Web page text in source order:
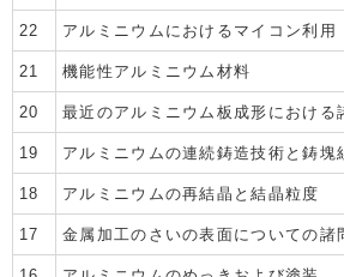
22 アルミニウムにおけるマイコン利用
21 機能性アルミニウム材料
20 最近のアルミニウム板成形における
19 アルミニウムの連続鋳造技術と鋳塊
18 アルミニウムの再結晶と結晶粒度
17 金属加工のさいの表面についての諸